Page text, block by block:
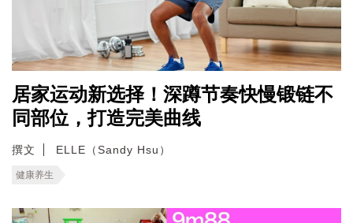
居家运动新选择！深蹲节奏快慢锻链不
同部位，打造完美曲线
撰文 ELLE（Sandy Hsu）
健康养生